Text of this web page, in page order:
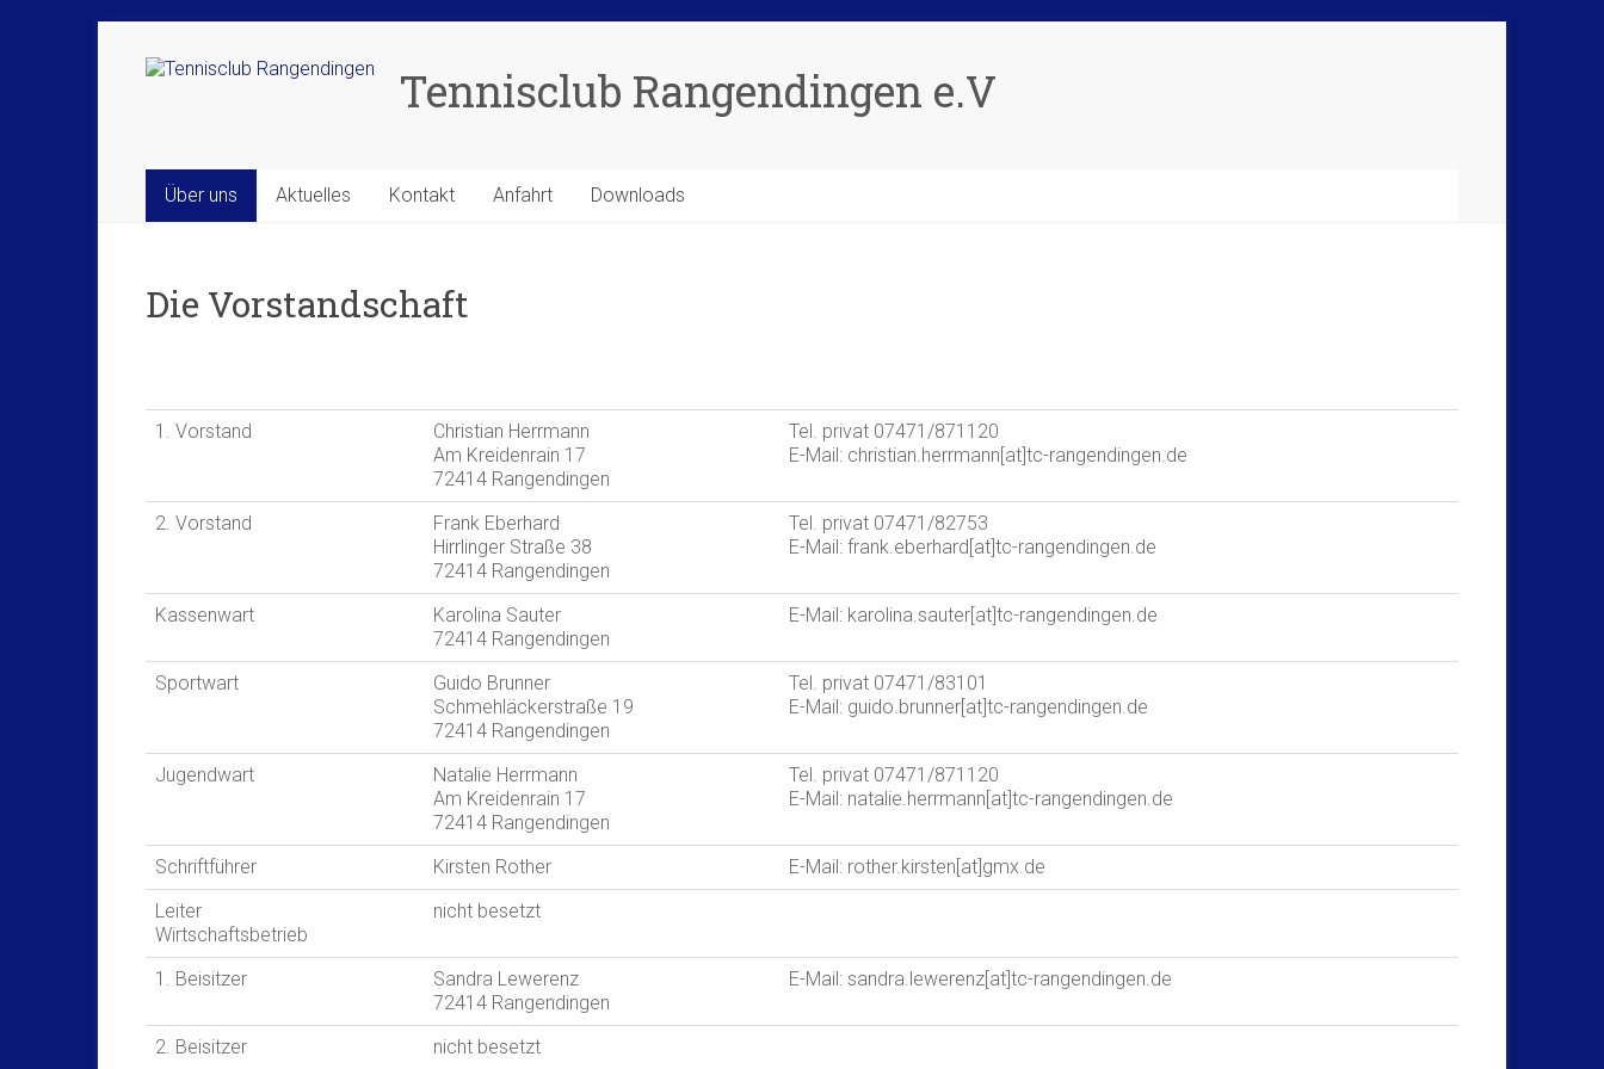
springen
Tennisclub Rangendingen e.V
Über uns Aktuelles Kontakt Anfahrt Downloads
Die Vorstandschaft
1. Vorstand
Christian Herrmann
Am Kreidenrain 17
72414 Rangendingen
Tel. privat 07471/871120
E-Mail: christian.herrmann[at]tc-rangendingen.de
2. Vorstand
Frank Eberhard
Hirrlinger Straße 38
72414 Rangendingen
Tel. privat 07471/82753
E-Mail: frank.eberhard[at]tc-rangendingen.de
Kassenwart
Karolina Sauter
72414 Rangendingen
E-Mail: karolina.sauter[at]tc-rangendingen.de
Sportwart
Guido Brunner
Schmehläckerstraße 19
72414 Rangendingen
Tel. privat 07471/83101
E-Mail: guido.brunner[at]tc-rangendingen.de
Jugendwart
Natalie Herrmann
Am Kreidenrain 17
72414 Rangendingen
Tel. privat 07471/871120
E-Mail: natalie.herrmann[at]tc-rangendingen.de
Schriftführer Kirsten Rother
E-Mail: rother.kirsten[at]gmx.de
Leiter
Wirtschaftsbetrieb
nicht besetzt
1. Beisitzer
Sandra Lewerenz
72414 Rangendingen
E-Mail: sandra.lewerenz[at]tc-rangendingen.de
2. Beisitzer nicht besetzt